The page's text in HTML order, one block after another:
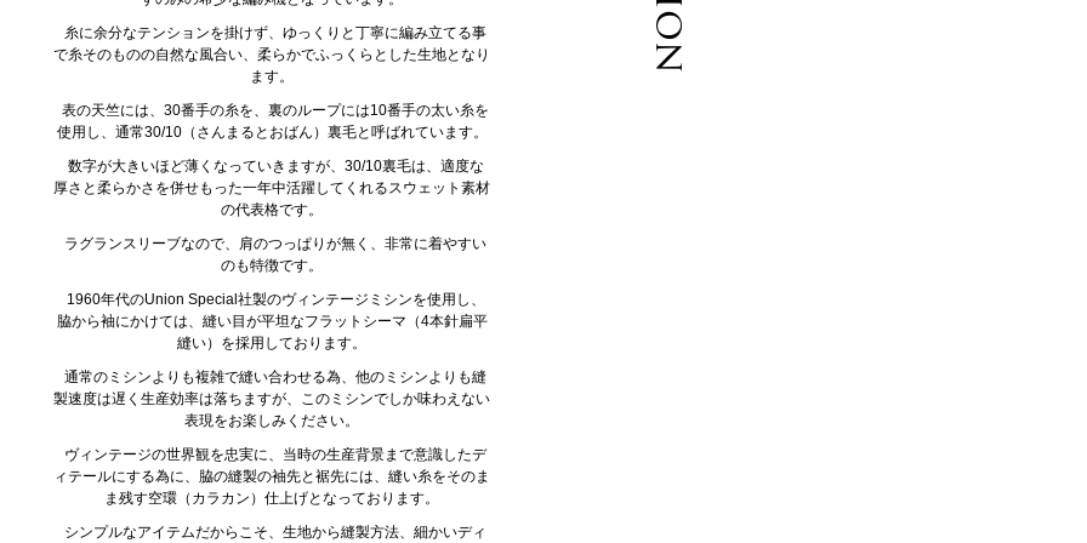
糸に余分なテンションを掛けず、ゆっくりと丁寧に編み立てる事
で糸そのものの自然な風合い、柔らかでふっくらとした生地となり
ます。
表の天竺には、30番手の糸を、裏のループには10番手の太い糸を
使用し、通常30/10（さんまるとおばん）裏毛と呼ばれています。
数字が大きいほど薄くなっていきますが、30/10裏毛は、適度な
厚さと柔らかさを併せもった一年中活躍してくれるスウェット素材
の代表格です。
ラグランスリーブなので、肩のつっぱりが無く、非常に着やすい
のも特徴です。
1960年代のUnion Special社製のヴィンテージミシンを使用し、
脇から袖にかけては、縫い目が平坦なフラットシーマ（4本針扁平
縫い）を採用しております。
通常のミシンよりも複雑で縫い合わせる為、他のミシンよりも縫
製速度は遅く生産効率は落ちますが、このミシンでしか味わえない
表現をお楽しみください。
ヴィンテージの世界観を忠実に、当時の生産背景まで意識したデ
ィテールにする為に、脇の縫製の袖先と裾先には、縫い糸をそのま
ま残す空環（カラカン）仕上げとなっております。
シンプルなアイテムだからこそ、生地から縫製方法、細かいディ